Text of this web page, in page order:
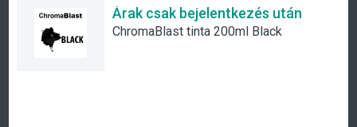
Árak csak bejelentkezés után
ChromaBlast tinta 200ml Black